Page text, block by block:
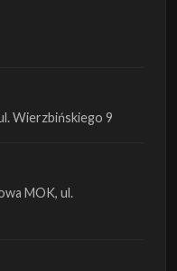
Wierzbińskiego 9